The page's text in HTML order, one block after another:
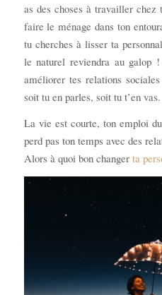
as des choses à travailler
faire le ménage dans ton
tu cherches à lisser ta
le naturel reviendra au galop
améliorer tes relations
soit tu en parles, soit tu t’en vas.
La vie est courte, ton emploi
perd pas ton temps avec des
Alors à quoi bon changer ta